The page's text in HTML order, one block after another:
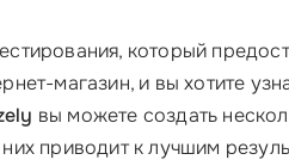
который
магазин, и вы хотите
вы можете создать
приводит к лучшим